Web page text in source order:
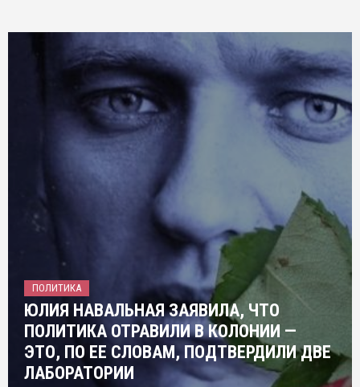
ПОЛИТИКА
ЮЛИЯ НАВАЛЬНАЯ ЗАЯВИЛА, ЧТО
ПОЛИТИКА ОТРАВИЛИ В КОЛОНИИ —
ЭТО, ПО ЕЕ СЛОВАМ, ПОДТВЕРДИЛИ ДВЕ
ЛАБОРАТОРИИ